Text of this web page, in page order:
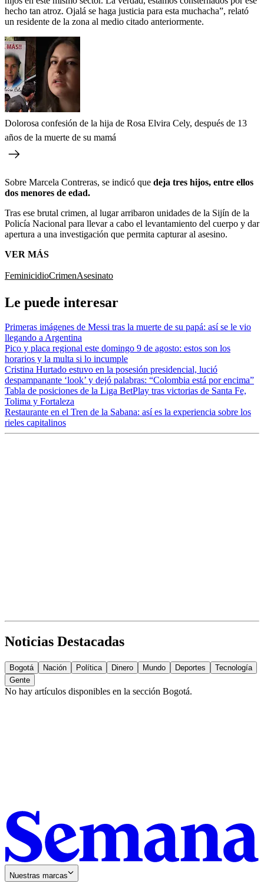
hecho tan atroz. Ojalá se haga justicia para esta muchacha”, relató
un residente de la zona al medio citado anteriormente.
Dolorosa confesión de la hija de Rosa Elvira Cely, después de 13
años de la muerte de su mamá
Sobre Marcela Contreras, se indicó que deja tres hijos, entre ellos
dos menores de edad.
Tras ese brutal crimen, al lugar arribaron unidades de la Sijín de la
Policía Nacional para llevar a cabo el levantamiento del cuerpo y dar
apertura a una investigación que permita capturar al asesino.
VER MÁS
FeminicidioCrimenAsesinato
Le puede interesar
Primeras imágenes de Messi tras la muerte de su papá: así se le vio
llegando a Argentina
Pico y placa regional este domingo 9 de agosto: estos son los
horarios y la multa si lo incumple
Cristina Hurtado estuvo en la posesión presidencial, lució
despampanante ‘look’ y dejó palabras: “Colombia está por encima”
Tabla de posiciones de la Liga BetPlay tras victorias de Santa Fe,
Tolima y Fortaleza
Restaurante en el Tren de la Sabana: así es la experiencia sobre los
rieles capitalinos
Noticias Destacadas
Bogotá Nación Política Dinero Mundo Deportes
Tecnología
Gente
No hay artículos disponibles en la sección Bogotá.
Nuestras marcas